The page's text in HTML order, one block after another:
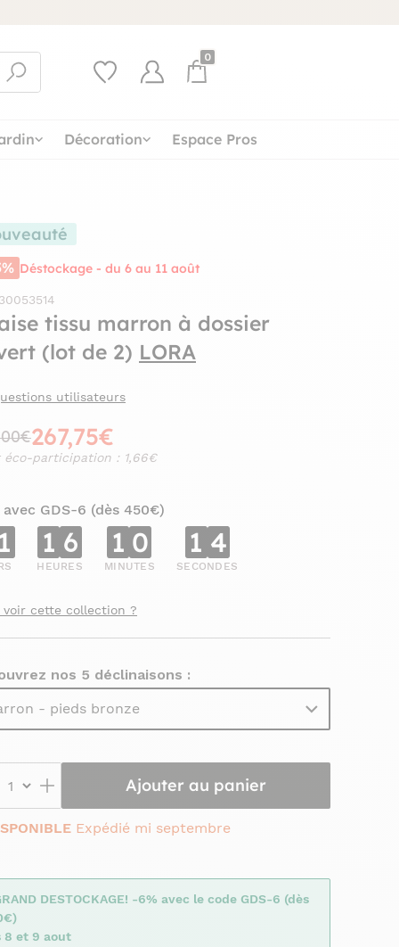
0
Décoration Espace Pros
Déstockage - du 6 au 11 août
tissu marron à dossier
(lot de 2) LORA
utilisateurs
267,75€
éco-participation : 1,66€
GDS-6 (dès 450€)
1 6
HEURES
1 0
MINUTES
1 2
SECONDES
voir cette collection ?
nos 5 déclinaisons :
- pieds bronze
Ajouter au panier
Expédié mi septembre
DESTOCKAGE! -6% avec le code GDS-6 (dès
8 et 9 aout